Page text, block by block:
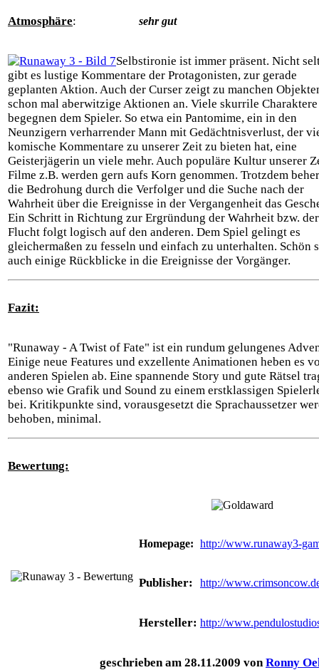
Atmosphäre: sehr gut
Selbstironie ist immer präsent. Nicht
gibt es lustige Kommentare der Protagonisten, zur gerade
geplanten Aktion. Auch der Curser zeigt zu manchen
schon mal aberwitzige Aktionen an. Viele skurrile Charaktere
begegnen dem Spieler. So etwa ein Pantomime, ein in den
Neunzigern verharrender Mann mit Gedächtnisverlust, der
komische Kommentare zu unserer Zeit zu bieten hat, eine
Geisterjägerin un viele mehr. Auch populäre Kultur unserer
Filme z.B. werden gern aufs Korn genommen. Trotzdem
die Bedrohung durch die Verfolger und die Suche nach der
Wahrheit über die Ereignisse in der Vergangenheit das
Ein Schritt in Richtung zur Ergründung der Wahrheit bzw. der
Flucht folgt logisch auf den anderen. Dem Spiel gelingt es
gleichermaßen zu fesseln und einfach zu unterhalten. Schön
auch einige Rückblicke in die Ereignisse der Vorgänger.
Fazit:
"Runaway - A Twist of Fate" ist ein rundum gelungenes
Einige neue Features und exzellente Animationen heben es
anderen Spielen ab. Eine spannende Story und gute Rätsel
ebenso wie Grafik und Sound zu einem erstklassigen
bei. Kritikpunkte sind, vorausgesetzt die Sprachaussetzer
behoben, minimal.
Bewertung:
Homepage: http://www.runaway3-
Publisher: http://
Hersteller: http://
geschrieben am 28.11.2009 vonRonny